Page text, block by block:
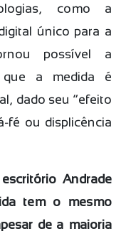
como a
único para a
possível a
que a medida é
dado seu “efeito
fé ou displicência
Andrade
tem o mesmo
de a maioria